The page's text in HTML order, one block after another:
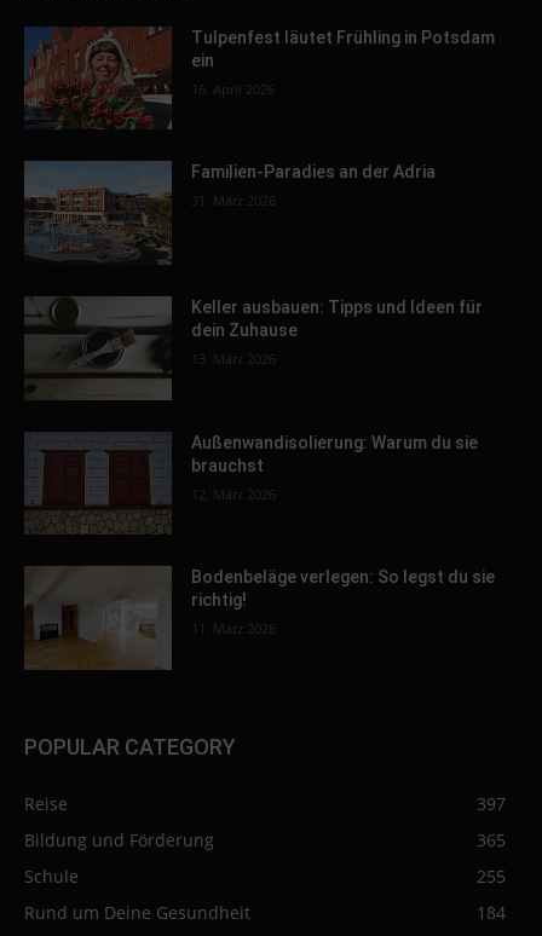
Tulpenfest läutet Frühling in Potsdam
ein
16. April 2026
Familien-Paradies an der Adria
31. März 2026
Keller ausbauen: Tipps und Ideen für
dein Zuhause
13. März 2026
Außenwandisolierung: Warum du sie
brauchst
12. März 2026
Bodenbeläge verlegen: So legst du sie
richtig!
11. März 2026
POPULAR CATEGORY
Reise
397
Bildung und Förderung
365
Schule
255
Rund um Deine Gesundheit
184